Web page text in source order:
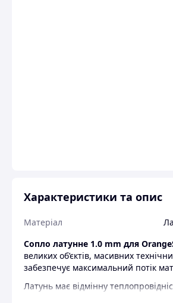
Характеристики та опис
Матеріал
Сопло латунне 1.0 mm для
великих об’єктів, масивних
забезпечує максимальний потік
Латунь має відмінну